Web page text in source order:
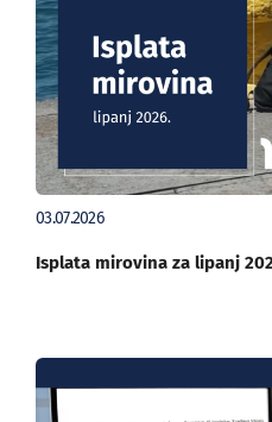
03.07.2026
Isplata mirovina za lipanj